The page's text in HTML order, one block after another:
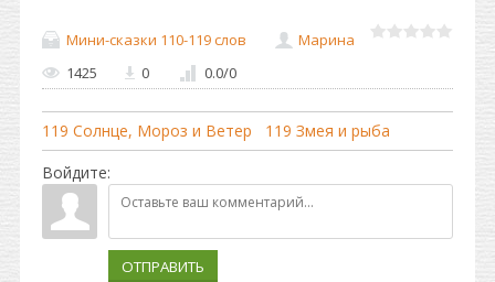
Мини-сказки 110-119 слов
Марина
1425
0 0.0/0
119 Солнце, Мороз и Ветер
119 Змея и рыба
Войдите:
ОТПРАВИТЬ